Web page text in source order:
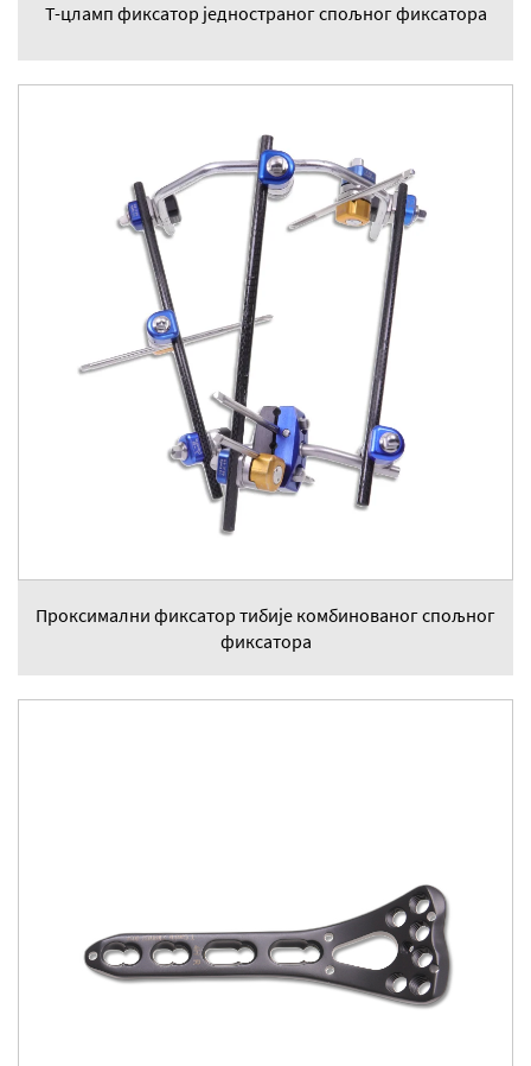
Т-цламп фиксатор једностраног спољног фиксатора
Проксимални фиксатор тибије комбинованог спољног
фиксатора